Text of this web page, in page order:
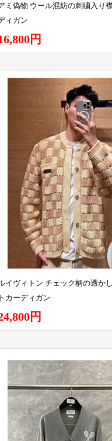
ミ偽物 ウール混紡の刺繍入り
ィガン
円
イヴィトン チェック柄の透か
トカーディガン
円